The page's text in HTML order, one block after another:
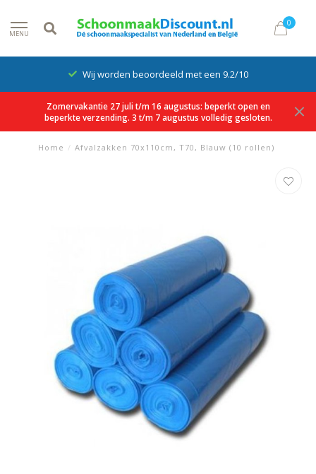
MENU
0
Wij worden beoordeeld met een 9.2/10
Zomervakantie 27 juli t/m 16 augustus: beperkt open en
beperkte verzending. 3 t/m 7 augustus volledig gesloten.
Home / Afvalzakken 70x110cm, T70, Blauw (10 rollen)